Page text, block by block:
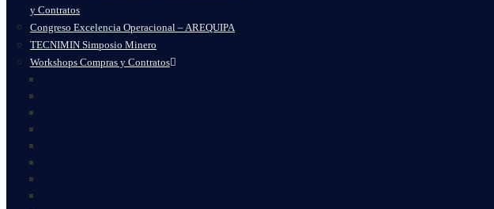
y Contratos
Congreso Excelencia Operacional – AREQUIPA
TECNIMIN Simposio Minero
Workshops Compras y Contratos